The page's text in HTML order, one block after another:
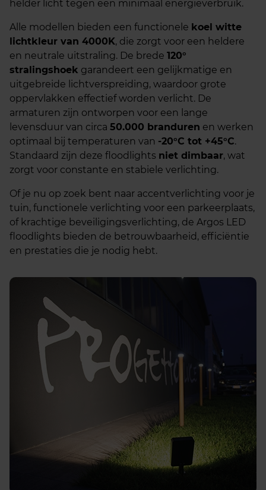
helder licht tegen een minimaal energieverbruik.
Alle modellen bieden een functionele koel witte
lichtkleur van 4000K, die zorgt voor een heldere
en neutrale uitstraling. De brede 120°
stralingshoek garandeert een gelijkmatige en
uitgebreide lichtverspreiding, waardoor grote
oppervlakken effectief worden verlicht. De
armaturen zijn ontworpen voor een lange
levensduur van circa 50.000 branduren en werken
optimaal bij temperaturen van -20°C tot +45°C.
Standaard zijn deze floodlights niet dimbaar, wat
zorgt voor constante en stabiele verlichting.
Of je nu op zoek bent naar accentverlichting voor je
tuin, functionele verlichting voor een parkeerplaats,
of krachtige beveiligingsverlichting, de Argos LED
floodlights bieden de betrouwbaarheid, efficiëntie
en prestaties die je nodig hebt.